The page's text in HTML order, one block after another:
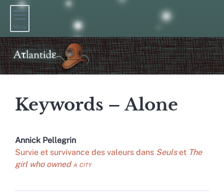
Menu
Keywords – Alone
Annick Pellegrin
Survie et survivance des valeurs dans Seulset The
girl who owneda city